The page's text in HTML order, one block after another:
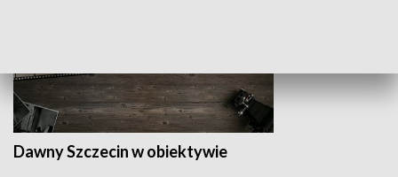
Dawny Szczecin w obiektywie